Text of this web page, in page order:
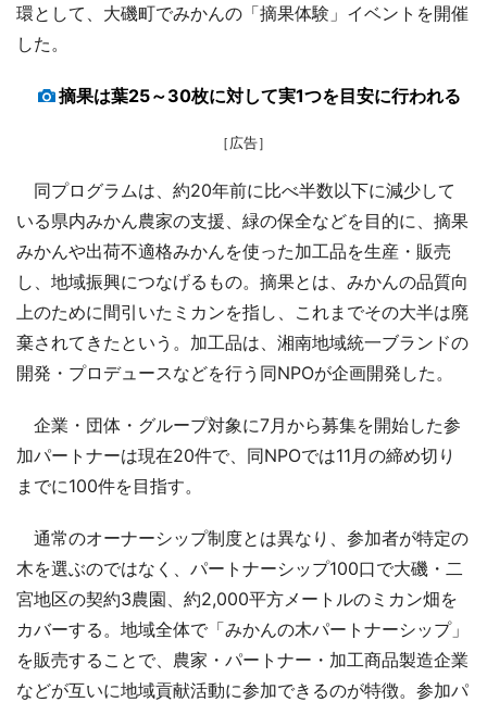
環として、大磯町でみかんの「摘果体験」イベントを開催
した。
摘果は葉25～30枚に対して実1つを目安に行われる
［広告］
同プログラムは、約20年前に比べ半数以下に減少して
いる県内みかん農家の支援、緑の保全などを目的に、摘果
みかんや出荷不適格みかんを使った加工品を生産・販売
し、地域振興につなげるもの。摘果とは、みかんの品質向
上のために間引いたミカンを指し、これまでその大半は廃
棄されてきたという。加工品は、湘南地域統一ブランドの
開発・プロデュースなどを行う同NPOが企画開発した。
企業・団体・グループ対象に7月から募集を開始した参
加パートナーは現在20件で、同NPOでは11月の締め切り
までに100件を目指す。
通常のオーナーシップ制度とは異なり、参加者が特定の
木を選ぶのではなく、パートナーシップ100口で大磯・二
宮地区の契約3農園、約2,000平方メートルのミカン畑を
カバーする。地域全体で「みかんの木パートナーシップ」
を販売することで、農家・パートナー・加工商品製造企業
などが互いに地域貢献活動に参加できるのが特徴。参加パ